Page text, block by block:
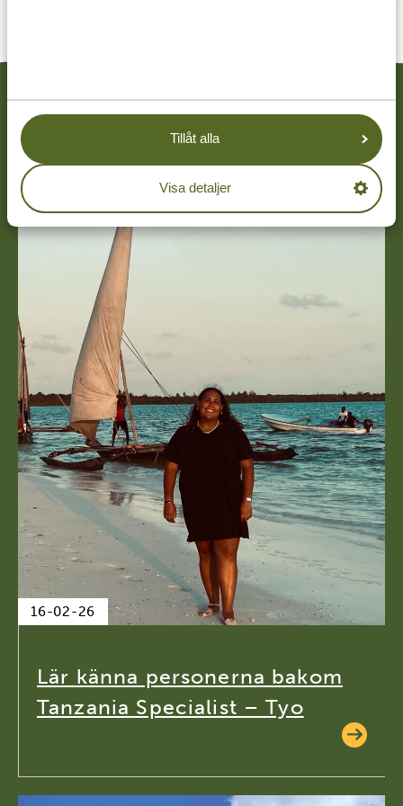
Tillåt alla
Visa detaljer
RELATERAT
16-02-26
Lär känna personerna bakom
Tanzania Specialist – Tyo